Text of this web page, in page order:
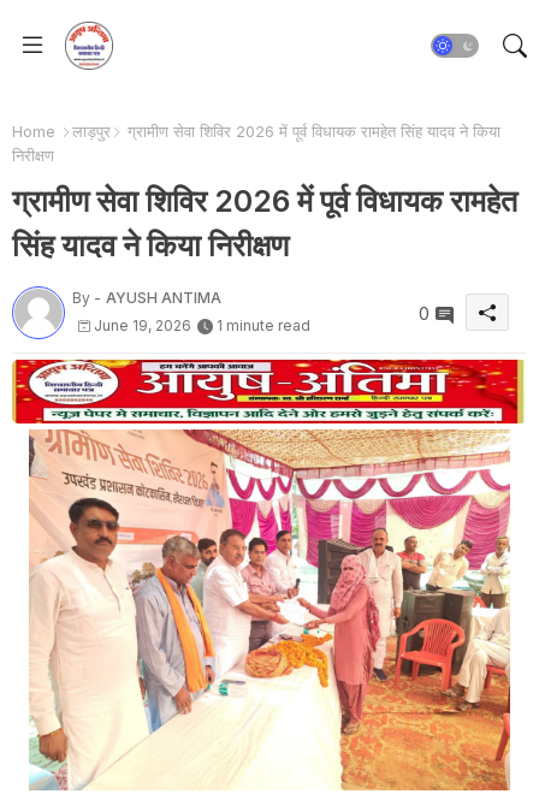
Home लाड़पुर
ग्रामीण सेवा शिविर 2026 में पूर्व विधायक रामहेत सिंह यादव ने किया
निरीक्षण
ग्रामीण सेवा शिविर 2026 में पूर्व विधायक रामहेत
सिंह यादव ने किया निरीक्षण
By - AYUSH ANTIMA
June 19, 2026
1 minute read
0